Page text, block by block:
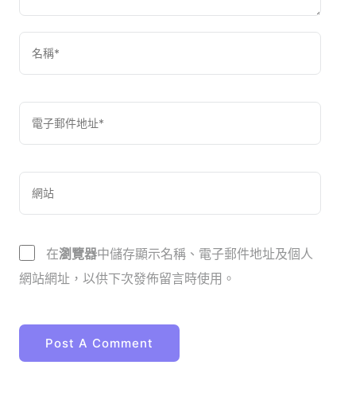
在瀏覽器中儲存顯示名稱、電子郵件地址及個人
網站網址，以供下次發佈留言時使用。